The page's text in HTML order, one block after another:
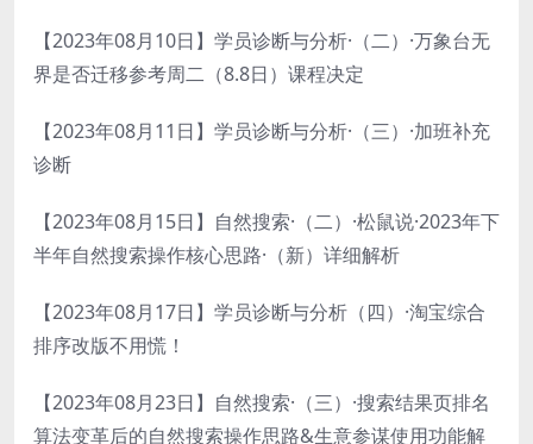
【2023年08月10日】学员诊断与分析·（二）·万象台无
界是否迁移参考周二（8.8日）课程决定
【2023年08月11日】学员诊断与分析·（三）·加班补充
诊断
【2023年08月15日】自然搜索·（二）·松鼠说·2023年下
半年自然搜索操作核心思路·（新）详细解析
【2023年08月17日】学员诊断与分析（四）·淘宝综合
排序改版不用慌！
【2023年08月23日】自然搜索·（三）·搜索结果页排名
算法变革后的自然搜索操作思路&生意参谋使用功能解